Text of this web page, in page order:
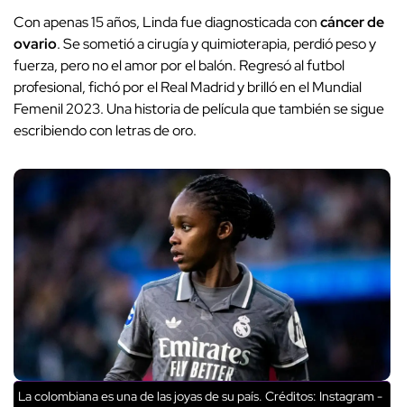
Con apenas 15 años, Linda fue diagnosticada concáncer de
ovario. Se sometió a cirugía y quimioterapia, perdió peso y
fuerza, pero no el amor por el balón. Regresó al futbol
profesional, fichó por el Real Madrid y brilló en el Mundial
Femenil 2023. Una historia de película que también se sigue
escribiendo con letras de oro.
La colombiana es una de las joyas de su país. Créditos: Instagram -